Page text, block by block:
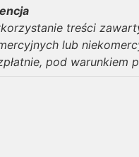
treści
lub
pod warunkiem